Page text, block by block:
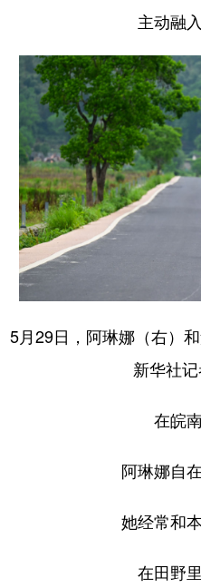
主动融
5月29日，阿琳娜（右）
新华社
在皖
阿琳娜自
她经常和
在田野